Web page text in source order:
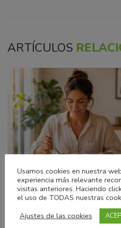
ARTÍCULOS
Blog 05/08/2026
Alimentación consciente
Usamos cookies en nuestra
experiencia más relevante
visitas anteriores. Haciendo
el uso de TODAS nuestras
Ajustes de las cookies